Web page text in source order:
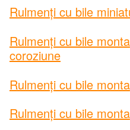
Rulmenți cu bile
Rulmenți cu bile
coroziune
Rulmenți cu bile
Rulmenți cu bile